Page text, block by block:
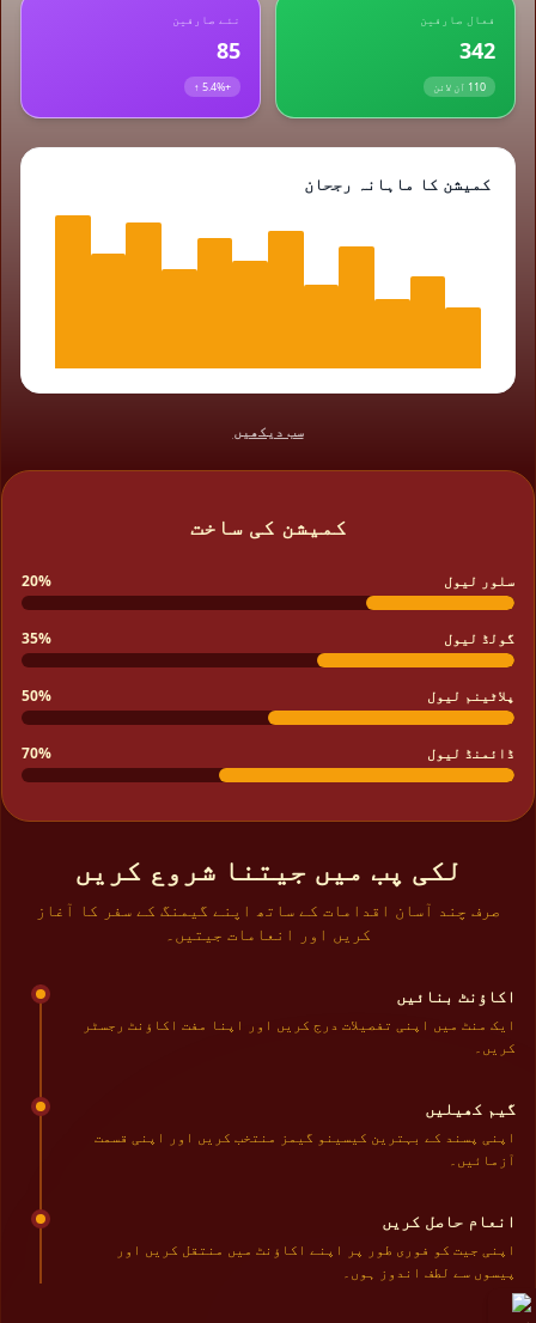
فعال صارفین
342
110 آن لائن
نئے صارفین
85
+5.4% ↑
کمیشن کا ماہانہ رجحان
سب دیکھیں
کمیشن کی ساخت
سلور لیول 20%
گولڈ لیول 35%
پلاٹینم لیول 50%
ڈائمنڈ لیول 70%
لکی پب میں جیتنا شروع کریں
صرف چند آسان اقدامات کے ساتھ اپنے گیمنگ کے سفر کا آغاز
کریں اور انعامات جیتیں۔
اکاؤنٹ بنائیں
ایک منٹ میں اپنی تفصیلات درج کریں اور اپنا مفت اکاؤنٹ رجسٹر
کریں۔
گیم کھیلیں
اپنی پسند کے بہترین کیسینو گیمز منتخب کریں اور اپنی قسمت
آزمائیں۔
انعام حاصل کریں
اپنی جیت کو فوری طور پر اپنے اکاؤنٹ میں منتقل کریں اور
پیسوں سے لطف اندوز ہوں۔